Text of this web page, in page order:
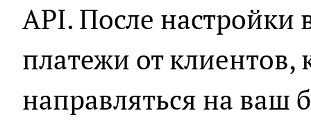
API. После
платежи от клиентов,
направляться на ваш